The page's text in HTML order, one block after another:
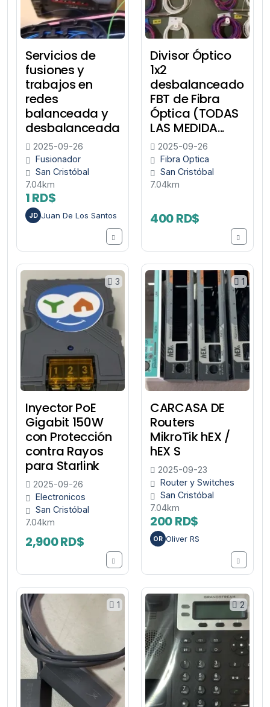
Servicios de
fusiones y
trabajos en
redes
balanceada y
desbalanceada
2025-09-26
Fusionador
San Cristóbal
7.04km
1 RD$
JD Juan De Los Santos
Divisor Óptico
1x2
desbalanceado
FBT de Fibra
Óptica (TODAS
LAS MEDIDA...
2025-09-26
Fibra Optica
San Cristóbal
7.04km
400 RD$
3
Inyector PoE
Gigabit 150W
con Protección
contra Rayos
para Starlink
2025-09-26
Electronicos
San Cristóbal
7.04km
2,900 RD$
1
CARCASA DE
Routers
MikroTik hEX /
hEX S
2025-09-23
Router y Switches
San Cristóbal
7.04km
200 RD$
OR Oliver RS
1 2